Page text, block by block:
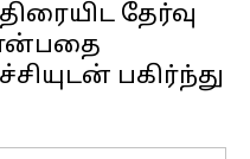
திரையிட தேர்வு
பகிர்ந்து